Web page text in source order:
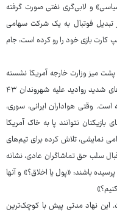
و لابی‌گری نفتی صورت گرفته
تبدیل فوتبال به یک شرکت سهامی
کارت بازی خود را رو کرده است: جام
میز وزارت خارجه آمریکا نشسته
است. تصمیم دولت ترامپ برای اعمال محدودیت‌های شدید روادید علیه شهروندان ۴۳
وقتی هواداران ایرانی، سوری،
بازیکنان نتوانند پا به خاک آمریکا
نمایشی، تلاش کرده برای تیم‌های
سلب حق تماشاگران عادی، نشانه
باشند: «پول یا اخلاق؟» و آنها
این نهاد مدتی پیش با کوچک‌ترین